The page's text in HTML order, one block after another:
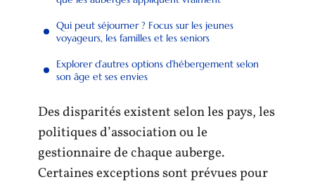
Qui peut séjourner ? Focus sur les jeunes
voyageurs, les familles et les seniors
Explorer d’autres options d’hébergement selon
son âge et ses envies
Des disparités existent selon les pays, les
politiques d’association ou le
gestionnaire de chaque auberge.
Certaines exceptions sont prévues pour